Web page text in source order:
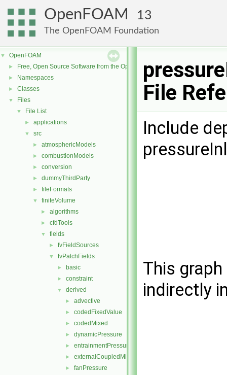
OpenFOAM 13
The OpenFOAM Foundation
▼ OpenFOAM
► Free, Open Source Software from the OpenFOAM Foundation
► Namespaces
► Classes
▼ Files
▼ File List
► applications
▼ src
► atmosphericModels
► combustionModels
► conversion
► dummyThirdParty
► fileFormats
▼ finiteVolume
► algorithms
► cfdTools
▼ fields
► fvFieldSources
▼ fvPatchFields
► basic
► constraint
▼ derived
► advective
► codedFixedValue
► codedMixed
► dynamicPressure
► entrainmentPressure
► externalCoupledMixed
► fanPressure
File
Include
This
indirectly